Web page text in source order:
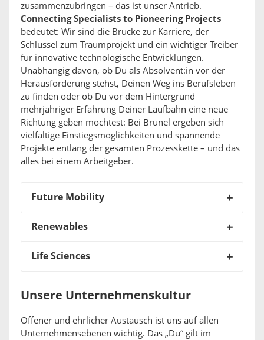
zusammenzubringen – das ist unser Antrieb.
Connecting Specialists to Pioneering Projects
bedeutet: Wir sind die Brücke zur Karriere, der
Schlüssel zum Traumprojekt und ein wichtiger Treiber
für innovative technologische Entwicklungen.
Unabhängig davon, ob Du als Absolvent:in vor der
Herausforderung stehst, Deinen Weg ins Berufsleben
zu finden oder ob Du vor dem Hintergrund
mehrjähriger Erfahrung Deiner Laufbahn eine neue
Richtung geben möchtest: Bei Brunel ergeben sich
vielfältige Einstiegsmöglichkeiten und spannende
Projekte entlang der gesamten Prozesskette – und das
alles bei einem Arbeitgeber.
Future Mobility
Renewables
Life Sciences
Unsere Unternehmenskultur
Offener und ehrlicher Austausch ist uns auf allen
Unternehmensebenen wichtig. Das „Du“ gilt im